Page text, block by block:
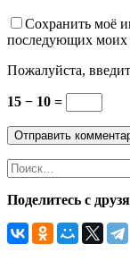
Сохранить моё
последующих моих
Пожалуйста,
15 − 10 =
Поделитесь с